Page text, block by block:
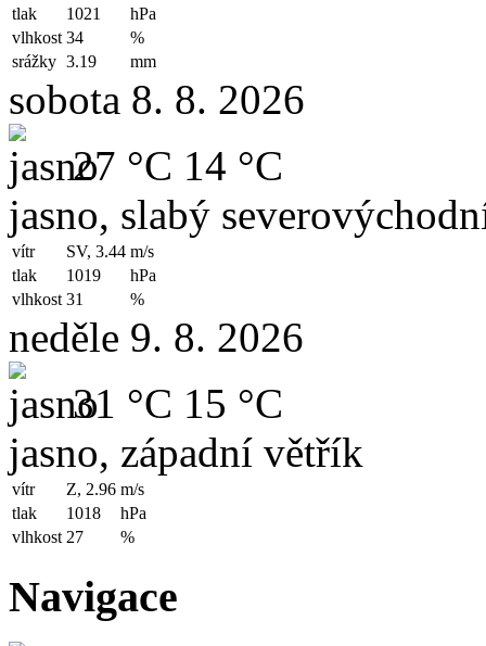
tlak
1021
hPa
vlhkost 34
%
srážky 3.19 mm
sobota 8. 8. 2026
27 °C 14 °C
jasno, slabý
vítr SV, 3.44 m/s
tlak
1019
hPa
vlhkost 31 %
neděle 9. 8. 2026
31 °C 15 °C
jasno, západní větřík
vítr Z, 2.96 m/s
tlak
1018
hPa
vlhkost 27 %
Navigace